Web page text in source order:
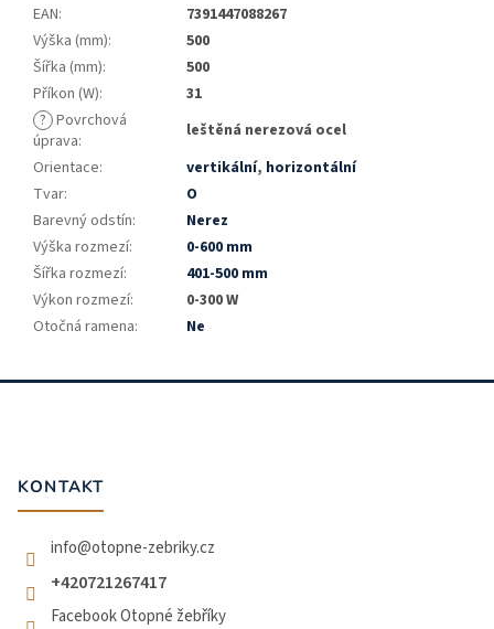
EAN:
7391447088267
Výška (mm):
500
Šířka (mm):
500
Příkon (W):
31
? Povrchová
úprava:
leštěná nerezová ocel
Orientace: vertikální, horizontální
Tvar:
O
Barevný odstín:
Nerez
Výška rozmezí:
0-600 mm
Šířka rozmezí:
401-500 mm
Výkon rozmezí:
0-300 W
Otočná ramena: Ne
Z
KONTAKT
info@otopne-zebriky.cz
+420721267417
Facebook Otopné žebříky